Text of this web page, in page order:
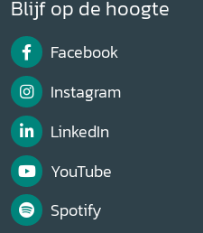
Blijf op de hoogte
Facebook
Instagram
LinkedIn
YouTube
Spotify